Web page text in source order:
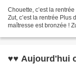
Chouette, c’est la
Zut, c’est la rentrée Plus
maîtresse est bronzée !
♥♥ Aujourd'hui c'est